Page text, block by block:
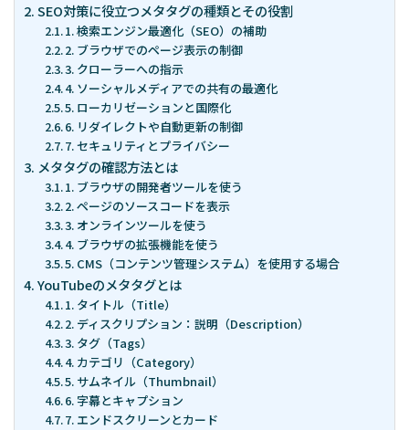
資料請求
スポット診断
SEO対策に役立つメタタグの種類とその役割
1. 検索エンジン最適化（SEO）の補助
2. ブラウザでのページ表示の制御
3. クローラーへの指示
4. ソーシャルメディアでの共有の最適化
5. ローカリゼーションと国際化
6. リダイレクトや自動更新の制御
7. セキュリティとプライバシー
メタタグの確認方法とは
1. ブラウザの開発者ツールを使う
2. ページのソースコードを表示
3. オンラインツールを使う
4. ブラウザの拡張機能を使う
5. CMS（コンテンツ管理システム）を使用する場合
YouTubeのメタタグとは
1. タイトル（Title）
2. ディスクリプション：説明（Description）
3. タグ（Tags）
4. カテゴリ（Category）
5. サムネイル（Thumbnail）
6. 字幕とキャプション
7. エンドスクリーンとカード